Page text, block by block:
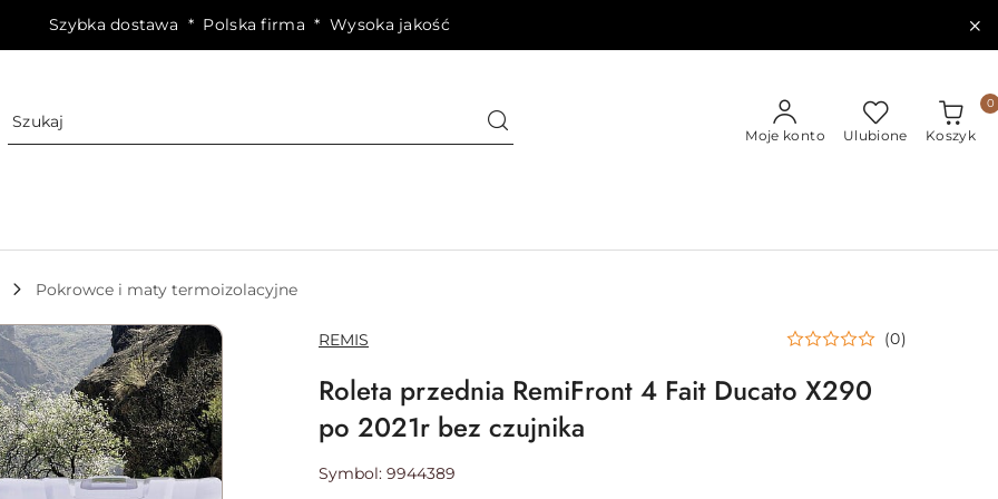
Szybka dostawa * Polska firma * Wysoka jakość
Moje konto Ulubione Koszyk
0
Pokrowce i maty termoizolacyjne
NAZWA
PRODUCENTA:
REMIS (0)
Roleta przednia RemiFront 4 Fait Ducato X290
po 2021r bez czujnika
Symbol: 9944389